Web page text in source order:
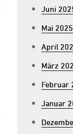
Juni
Mai 2025
April
März
Februar
Januar